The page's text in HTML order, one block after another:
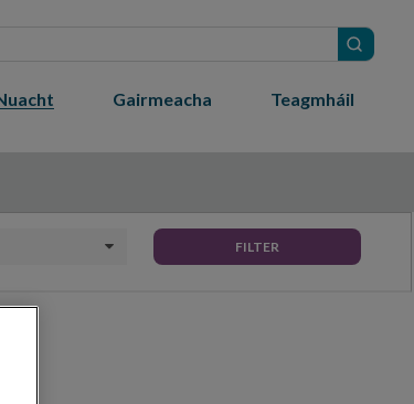
Gairmeacha Teagmháil
FILTER